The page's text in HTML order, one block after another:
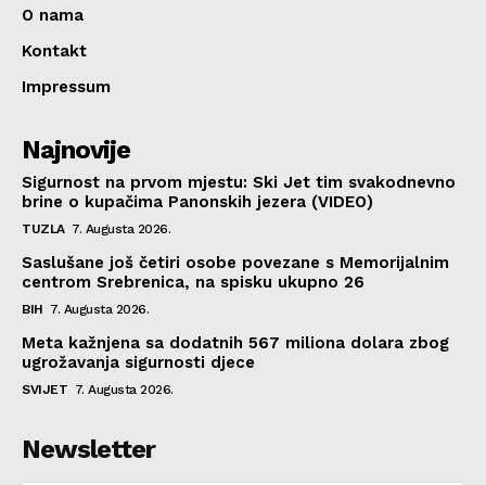
O nama
Kontakt
Impressum
Najnovije
Sigurnost na prvom mjestu: Ski Jet tim svakodnevno
brine o kupačima Panonskih jezera (VIDEO)
TUZLA 7. Augusta 2026.
Saslušane još četiri osobe povezane s Memorijalnim
centrom Srebrenica, na spisku ukupno 26
BIH 7. Augusta 2026.
Meta kažnjena sa dodatnih 567 miliona dolara zbog
ugrožavanja sigurnosti djece
SVIJET 7. Augusta 2026.
Newsletter